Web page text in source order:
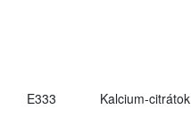
E333 Kalcium-citrátok